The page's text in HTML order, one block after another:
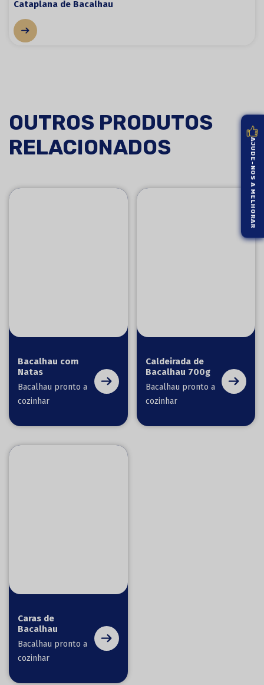
Cataplana de Bacalhau
OUTROS PRODUTOS
RELACIONADOS
Bacalhau com
Natas
Bacalhau pronto a
cozinhar
Caldeirada de
Bacalhau 700g
Bacalhau pronto a
cozinhar
Caras de
Bacalhau
Bacalhau pronto a
cozinhar
AJUDE-NOS A MELHORAR